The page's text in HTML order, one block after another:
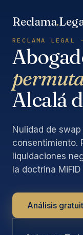
Reclama.
RECLAMA LEGAL
Alcalá
Nulidad de
consentimiento.
liquidaciones
la doctrina
Análisis